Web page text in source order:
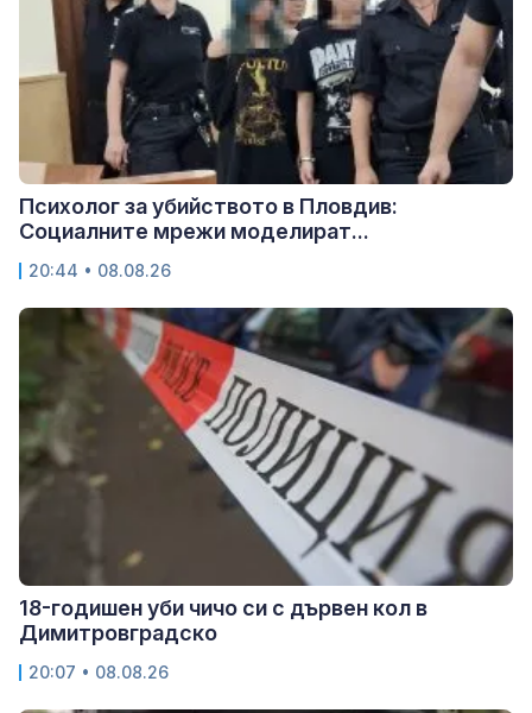
Психолог за убийството в Пловдив:
Социалните мрежи моделират...
20:44 • 08.08.26
18-годишен уби чичо си с дървен кол в
Димитровградско
20:07 • 08.08.26